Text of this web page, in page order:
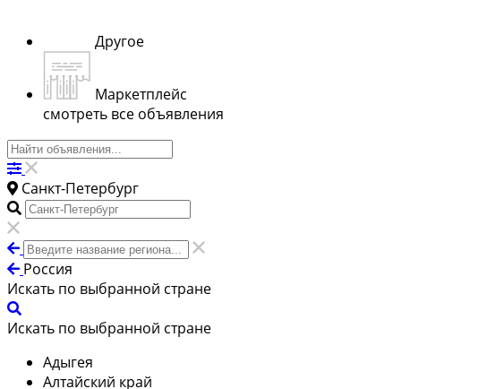
Другое
Маркетплейс
смотреть все объявления
Санкт-Петербург
Россия
Искать по выбранной стране
Искать по выбранной стране
Адыгея
Алтайский край